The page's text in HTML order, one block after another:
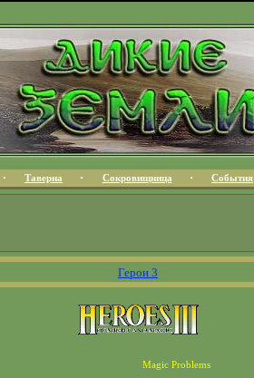
Таверна Сокровищница События
Герои 3
Magic Problems